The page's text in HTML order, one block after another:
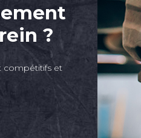
?
compétitifs et